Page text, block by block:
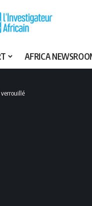
AFRICA
verrouillé